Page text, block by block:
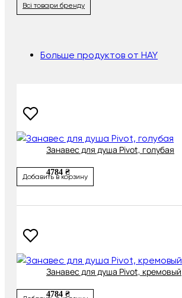
Всі товари бренду
Больше продуктов от HAY
Занавес для душа Pivot, голубая
4784 ₴
Добавить в корзину
Занавес для душа Pivot, кремовый
4784 ₴